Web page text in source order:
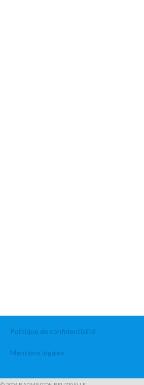
Politique de confidentialité
Mentions légales